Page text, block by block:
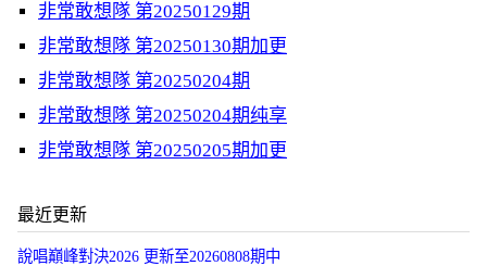
非常敢想隊 第20250129期
非常敢想隊 第20250130期加更
非常敢想隊 第20250204期
非常敢想隊 第20250204期纯享
非常敢想隊 第20250205期加更
最近更新
說唱巔峰對決2026 更新至20260808期中